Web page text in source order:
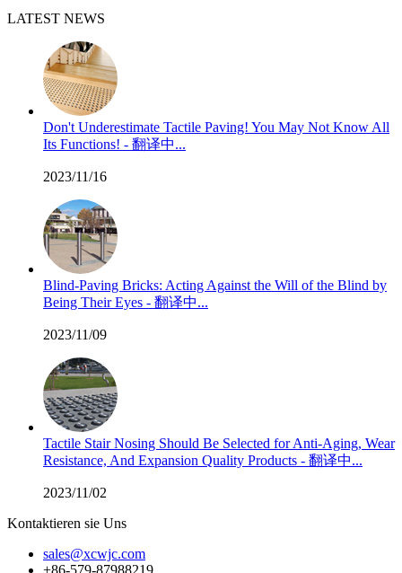
LATEST NEWS
Don't Underestimate Tactile Paving! You May Not Know All
Its Functions! - 翻译中...
2023/11/16
Blind-Paving Bricks: Acting Against the Will of the Blind by
Being Their Eyes - 翻译中...
2023/11/09
Tactile Stair Nosing Should Be Selected for Anti-Aging, Wear
Resistance, And Expansion Quality Products - 翻译中...
2023/11/02
Kontaktieren sie Uns
sales@xcwjc.com
+86-579-87988219